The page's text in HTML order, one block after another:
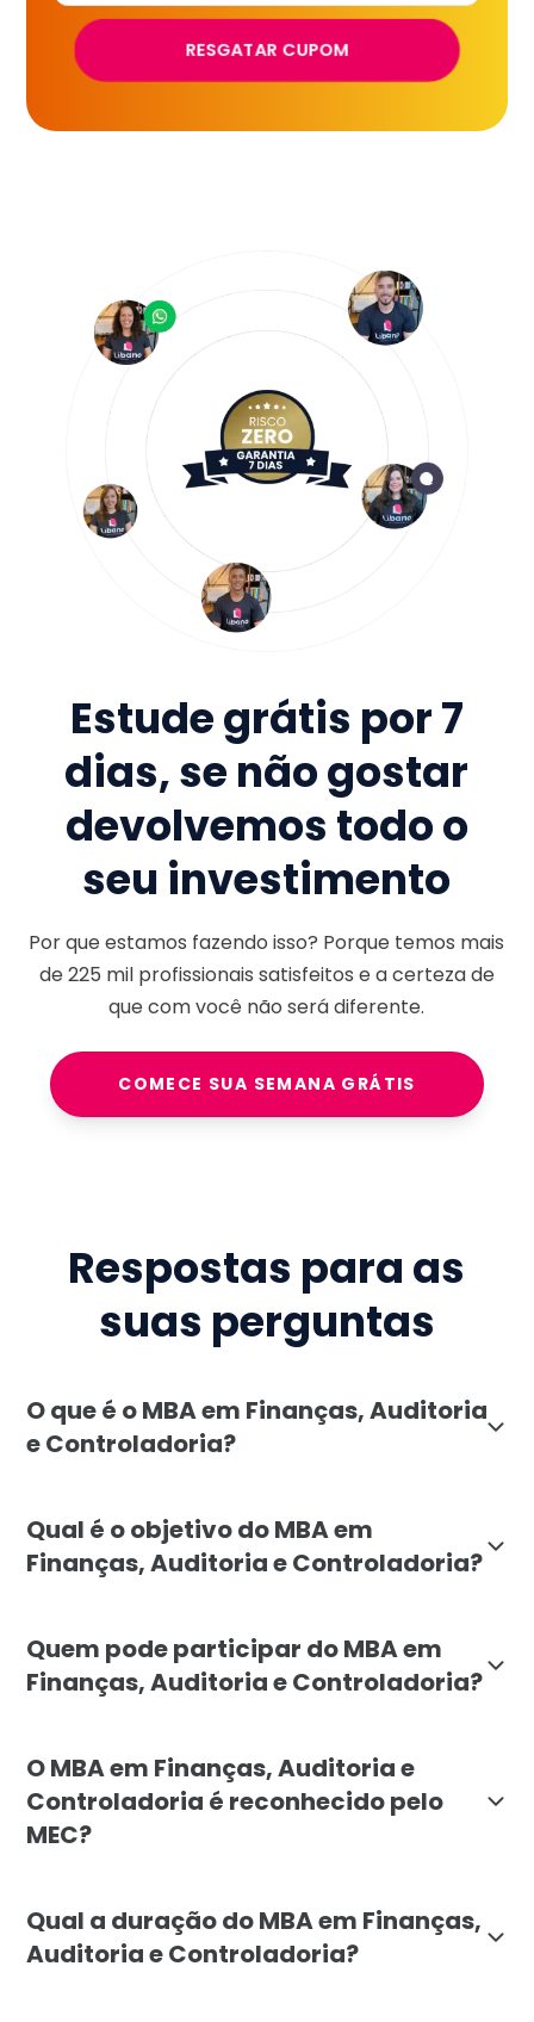
RESGATAR CUPOM
Estude grátis por 7
dias, se não gostar
devolvemos todo o
seu investimento
Por que estamos fazendo isso? Porque temos mais
de225 milprofissionais satisfeitos e a certeza de
que com você não será diferente.
COMECE SUA SEMANA GRÁTIS
Respostas para as
suas perguntas
O que é o MBA em Finanças, Auditoria
e Controladoria?
Qual é o objetivo do MBA em
Finanças, Auditoria e Controladoria?
Quem pode participar do MBA em
Finanças, Auditoria e Controladoria?
O MBA em Finanças, Auditoria e
Controladoria é reconhecido pelo
MEC?
Qual a duração do MBA em Finanças,
Auditoria e Controladoria?